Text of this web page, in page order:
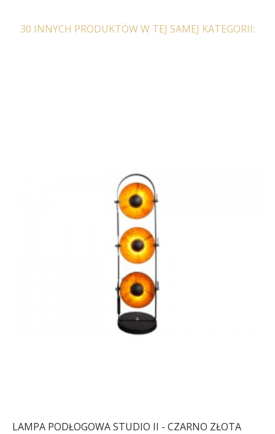
30 INNYCH PRODUKTÓW W TEJ SAMEJ KATEGORII:
LAMPA PODŁOGOWA STUDIO II - CZARNO ZŁOTA